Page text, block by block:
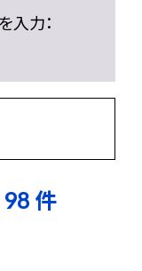
入力：
98 件